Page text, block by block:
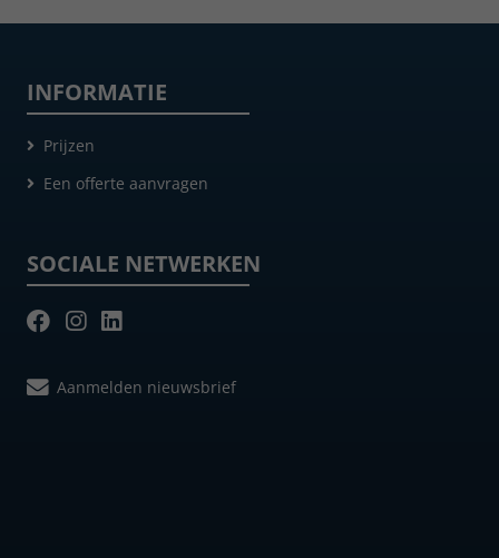
INFORMATIE
Prijzen
Een offerte aanvragen
SOCIALE NETWERKEN
Aanmelden nieuwsbrief